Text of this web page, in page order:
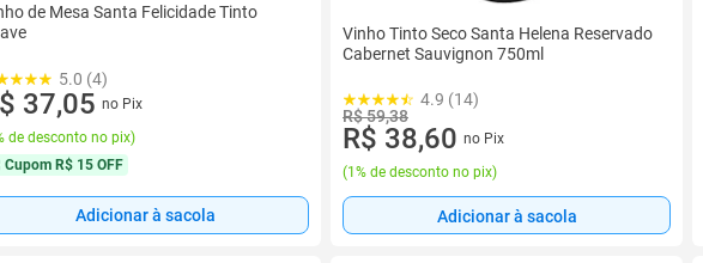
de Mesa Santa Felicidade Tinto
5.0 (4)
37,05 no Pix
de desconto no pix)
Cupom R$ 15 OFF
Adicionar à sacola
Vinho Tinto Seco Santa Helena Reservado
Cabernet Sauvignon 750ml
4.9 (14)
R$ 59,38
R$ 38,60 no Pix
(1% de desconto no pix)
Adicionar à sacola